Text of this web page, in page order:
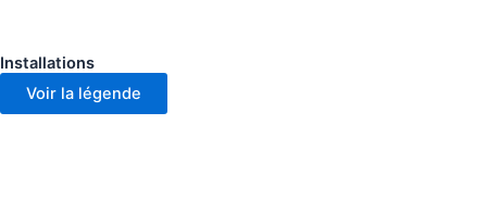
Installations
Voir la légende